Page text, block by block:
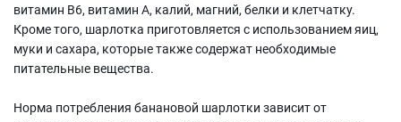
витамин B6, витамин A, калий, магний, белки и клетчатку.
Кроме того, шарлотка приготовляется с использованием яиц,
муки и сахара, которые также содержат необходимые
питательные вещества.
Норма потребления банановой шарлотки зависит от